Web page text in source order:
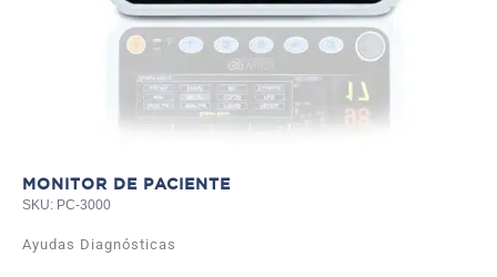
MONITOR DE PACIENTE
SKU: PC-3000
Ayudas Diagnósticas